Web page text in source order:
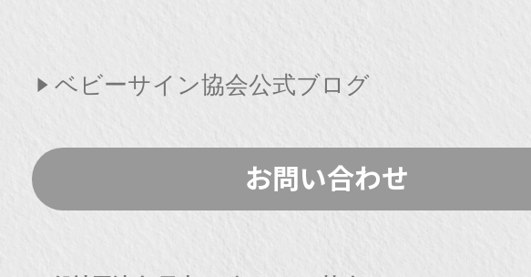
ベビーサイン協会公式ブログ
お問い合わせ